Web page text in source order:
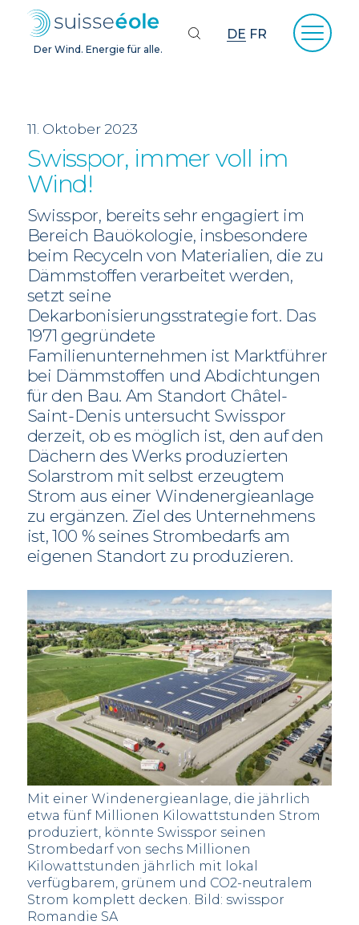
Der Wind. Energie für alle.
DE FR
11. Oktober 2023
Swisspor, immer voll im
Wind!
Swisspor, bereits sehr engagiert im
Bereich Bauökologie, insbesondere
beim Recyceln von Materialien, die zu
Dämmstoffen verarbeitet werden,
setzt seine
Dekarbonisierungsstrategie fort. Das
1971 gegründete
Familienunternehmen ist Marktführer
bei Dämmstoffen und Abdichtungen
für den Bau. Am Standort Châtel-
Saint-Denis untersucht Swisspor
derzeit, ob es möglich ist, den auf den
Dächern des Werks produzierten
Solarstrom mit selbst erzeugtem
Strom aus einer Windenergieanlage
zu ergänzen. Ziel des Unternehmens
ist, 100 % seines Strombedarfs am
eigenen Standort zu produzieren.
Mit einer Windenergieanlage, die jährlich
etwa fünf Millionen Kilowattstunden Strom
produziert, könnte Swisspor seinen
Strombedarf von sechs Millionen
Kilowattstunden jährlich mit lokal
verfügbarem, grünem und CO2-neutralem
Strom komplett decken. Bild: swisspor
Romandie SA